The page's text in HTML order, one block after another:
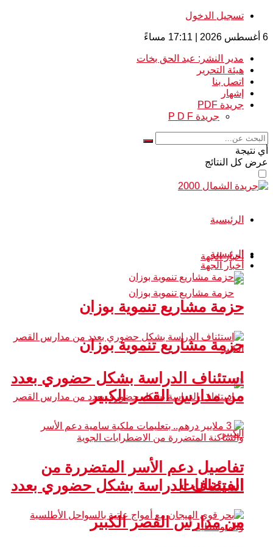
تسجيل الدخول
6 أغسطس 2026 | 17:11 مساءً
مدير النشر: عبد الحق بخات
هيئة التحرير
اتصل بنا
إشهار
جريدة PDF
جريدة P D F
أي نتيجة
عرض كل النتائج
الرئيسية
أخبار الجهة
حزمة مشاريع تنموية بوزان
استئناف الدراسة بشكل حضوري بعدد
من مدارس القصر الكبير
الرئيسية
أخبار الجهة
حزمة مشاريع تنموية بوزان
استئناف الدراسة بشكل حضوري بعدد
من مدارس القصر الكبير
تفاصيل دعم الأسر المتضررة من
الفيضانات